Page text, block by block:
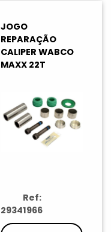
JOGO
REPARAÇÃO
CALIPER WABCO
MAXX 22T
Ref:
29341966